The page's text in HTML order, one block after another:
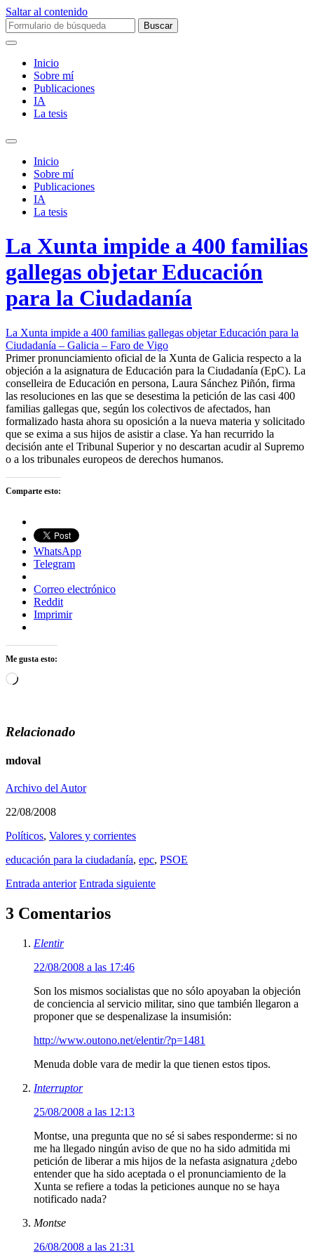
Saltar al contenido
Buscar:
Inicio
Sobre mí­
Publicaciones
IA
La tesis
Alternar
campo
búsqueda
Inicio
Sobre mí­
Publicaciones
IA
La tesis
La Xunta impide a 400 familias
gallegas objetar Educación
para la Ciudadanía
La Xunta impide a 400 familias gallegas objetar Educación para la
Ciudadanía – Galicia – Faro de Vigo
Primer pronunciamiento oficial de la Xunta de Galicia respecto a la
objeción a la asignatura de Educación para la Ciudadanía (EpC). La
conselleira de Educación en persona, Laura Sánchez Piñón, firma
las resoluciones en las que se desestima la petición de las casi 400
familias gallegas que, según los colectivos de afectados, han
formalizado hasta ahora su oposición a la nueva materia y solicitado
que se exima a sus hijos de asistir a clase. Ya han recurrido la
decisión ante el Tribunal Superior y no descartan acudir al Supremo
o a los tribunales europeos de derechos humanos.
Comparte esto:
WhatsApp
Telegram
Correo electrónico
Reddit
Imprimir
Me gusta esto:
Cargando...
Relacionado
mdoval
Archivo del Autor
22/08/2008
Polí­ticos, Valores y corrientes
educación para la ciudadaní­a, epc, PSOE
Entrada anterior Entrada siguiente
3 Comentarios
Elentir
22/08/2008 a las 17:46
Son los mismos socialistas que no sólo apoyaban la objeción
de conciencia al servicio militar, sino que también llegaron a
proponer que se despenalizase la insumisión:
http://www.outono.net/elentir/?p=1481
Menuda doble vara de medir la que tienen estos tipos.
Interruptor
25/08/2008 a las 12:13
Montse, una pregunta que no sé si sabes responderme: si no
me ha llegado ningún aviso de que no ha sido admitida mi
petición de liberar a mis hijos de la nefasta asignatura ¿debo
entender que ha sido aceptada o el pronunciamiento de la
Xunta se refiere a todas la peticiones aunque no se haya
notificado nada?
Montse
26/08/2008 a las 21:31